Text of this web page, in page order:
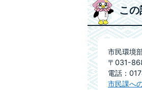
この
市民環境
〒031-
電話：
市民課へ